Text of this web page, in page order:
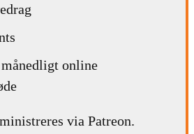
online
via Patreon.